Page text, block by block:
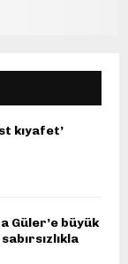
kıyafet’
Güler’e büyük